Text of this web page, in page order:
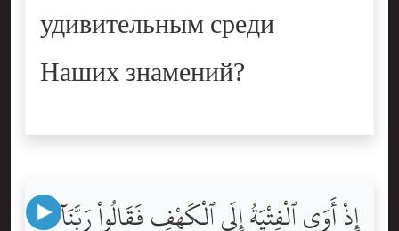
удивительным среди
Наших знамений?
إِذْ أَوَى ٱلْفِتْيَةُ إِلَى ٱلْكَهْفِ فَقَالُواْ رَبَّنَآ